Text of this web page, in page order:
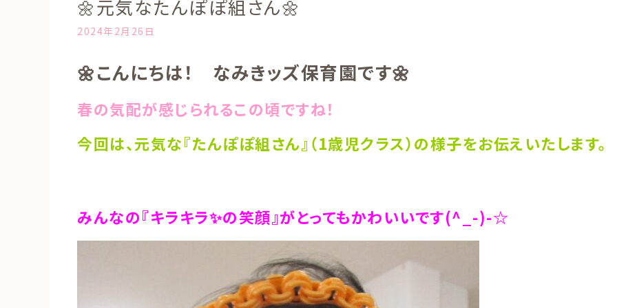
🌼元気なたんぽぽ組さん🌼
2024年2月26日
🌼こんにちは！ なみきッズ保育園です🌼
春の気配が感じられるこの頃ですね！
今回は、元気な『たんぽぽ組さん』（1歳児クラス）の様子をお伝えいたします。
みんなの『キラキラ✨の笑顔』がとってもかわいいです(^_-)-☆